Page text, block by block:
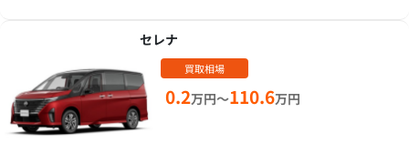
セレナ
買取相場
0.2万円～110.6万円